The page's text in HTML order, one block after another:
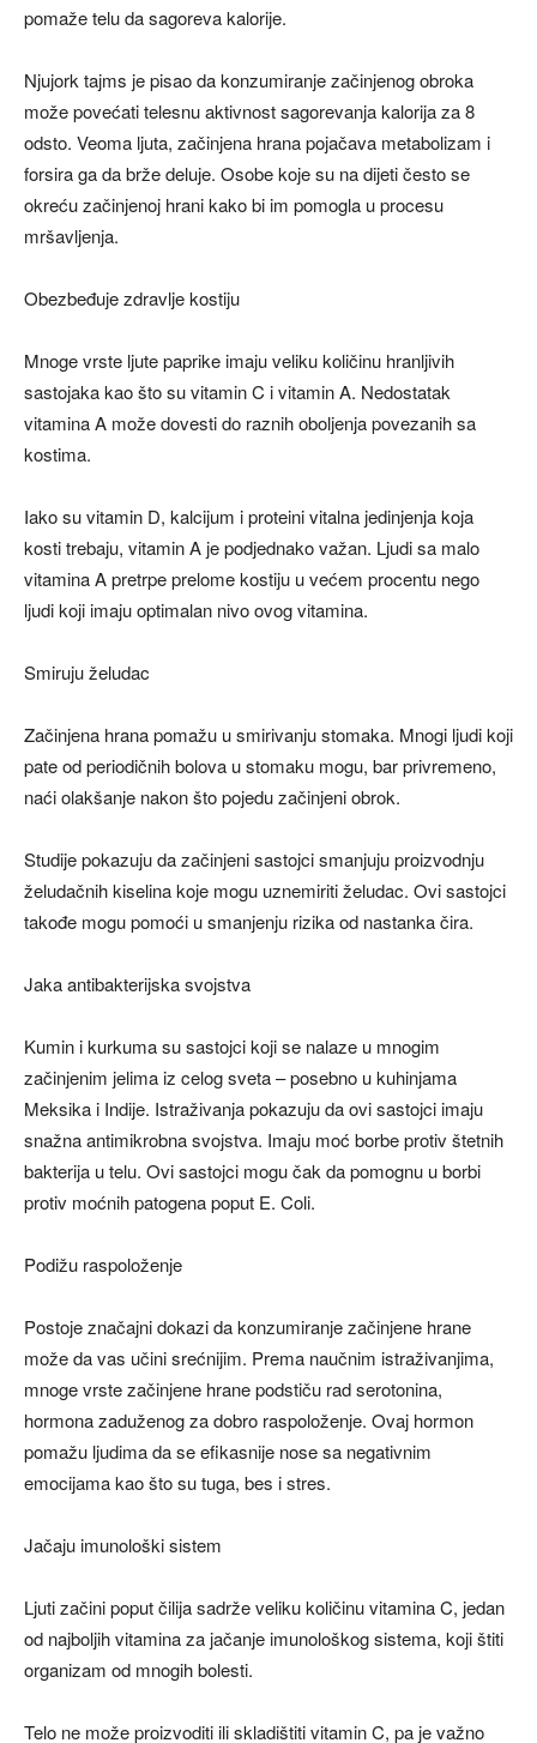
pomaže telu da sagoreva kalorije.
Njujork tajms je pisao da konzumiranje začinjenog obroka
može povećati telesnu aktivnost sagorevanja kalorija za 8
odsto. Veoma ljuta, začinjena hrana pojačava metabolizam i
forsira ga da brže deluje. Osobe koje su na dijeti često se
okreću začinjenoj hrani kako bi im pomogla u procesu
mršavljenja.
Obezbeđuje zdravlje kostiju
Mnoge vrste ljute paprike imaju veliku količinu hranljivih
sastojaka kao što su vitamin C i vitamin A. Nedostatak
vitamina A može dovesti do raznih oboljenja povezanih sa
kostima.
Iako su vitamin D, kalcijum i proteini vitalna jedinjenja koja
kosti trebaju, vitamin A je podjednako važan. Ljudi sa malo
vitamina A pretrpe prelome kostiju u većem procentu nego
ljudi koji imaju optimalan nivo ovog vitamina.
Smiruju želudac
Začinjena hrana pomažu u smirivanju stomaka. Mnogi ljudi koji
pate od periodičnih bolova u stomaku mogu, bar privremeno,
naći olakšanje nakon što pojedu začinjeni obrok.
Studije pokazuju da začinjeni sastojci smanjuju proizvodnju
želudačnih kiselina koje mogu uznemiriti želudac. Ovi sastojci
takođe mogu pomoći u smanjenju rizika od nastanka čira.
Jaka antibakterijska svojstva
Kumin i kurkuma su sastojci koji se nalaze u mnogim
začinjenim jelima iz celog sveta – posebno u kuhinjama
Meksika i Indije. Istraživanja pokazuju da ovi sastojci imaju
snažna antimikrobna svojstva. Imaju moć borbe protiv štetnih
bakterija u telu. Ovi sastojci mogu čak da pomognu u borbi
protiv moćnih patogena poput E. Coli.
Podižu raspoloženje
Postoje značajni dokazi da konzumiranje začinjene hrane
može da vas učini srećnijim. Prema naučnim istraživanjima,
mnoge vrste začinjene hrane podstiču rad serotonina,
hormona zaduženog za dobro raspoloženje. Ovaj hormon
pomažu ljudima da se efikasnije nose sa negativnim
emocijama kao što su tuga, bes i stres.
Jačaju imunološki sistem
Ljuti začini poput čilija sadrže veliku količinu vitamina C, jedan
od najboljih vitamina za jačanje imunološkog sistema, koji štiti
organizam od mnogih bolesti.
Telo ne može proizvoditi ili skladištiti vitamin C, pa je važno